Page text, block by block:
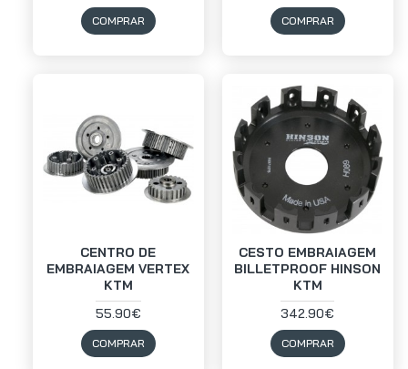
COMPRAR COMPRAR
CENTRO DE
EMBRAIAGEM VERTEX
KTM
55.90€
COMPRAR
CESTO EMBRAIAGEM
BILLETPROOF HINSON
KTM
342.90€
COMPRAR